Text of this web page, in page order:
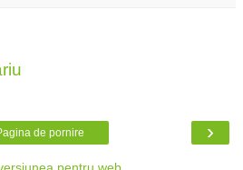
›
de pornire
pentru web